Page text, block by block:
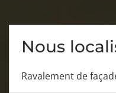
Nous
Ravalement de